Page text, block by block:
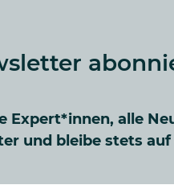
Expert*innen, alle
und bleibe stets